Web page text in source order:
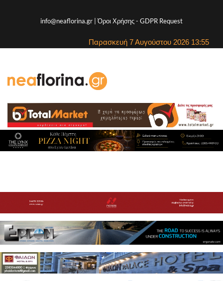
info@neaflorina.gr |Όροι Χρήσης- GDPR Request
Παρασκευή 7 Αυγούστου 2026 13:55